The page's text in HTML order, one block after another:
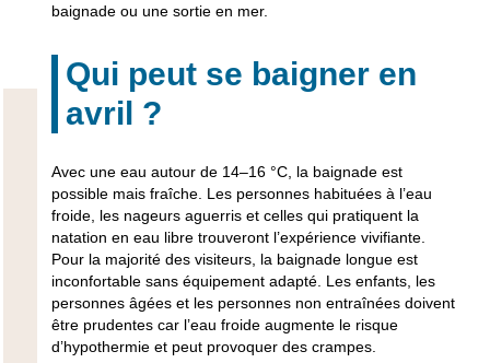
baignade ou une sortie en mer.
Qui peut se baigner en
avril ?
Avec une eau autour de 14–16 °C, la baignade est
possible mais fraîche. Les personnes habituées à l’eau
froide, les nageurs aguerris et celles qui pratiquent la
natation en eau libre trouveront l’expérience vivifiante.
Pour la majorité des visiteurs, la baignade longue est
inconfortable sans équipement adapté. Les enfants, les
personnes âgées et les personnes non entraînées doivent
être prudentes car l’eau froide augmente le risque
d’hypothermie et peut provoquer des crampes.